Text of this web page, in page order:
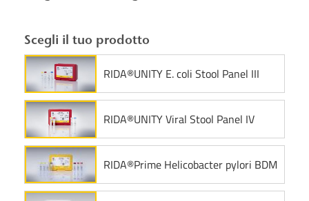
Scegli il tuo prodotto
RIDA®UNITY E. coli Stool Panel III
RIDA®UNITY Viral Stool Panel IV
RIDA®Prime Helicobacter pylori BDM